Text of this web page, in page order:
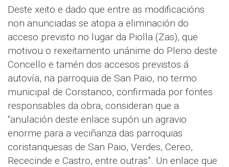
Deste xeito e dado que entre as modificacións
non anunciadas se atopa a eliminación do
acceso previsto no lugar da Piolla (Zas), que
motivou o rexeitamento unánime do Pleno deste
Concello e tamén dos accesos previstos á
autovía, na parroquia de San Paio, no termo
municipal de Coristanco, confirmada por fontes
responsables da obra, consideran que a
“anulación deste enlace supón un agravio
enorme para a veciñanza das parroquias
coristanquesas de San Paio, Verdes, Cereo,
Rececinde e Castro, entre outras”. Un enlace que